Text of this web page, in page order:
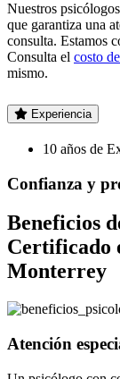
Nuestros
que garantiza una
consulta. Estamos
Consulta el costo
mismo.
Experiencia
10 años de
Confianza y
Beneficios
Certificado
Monterrey
Atención